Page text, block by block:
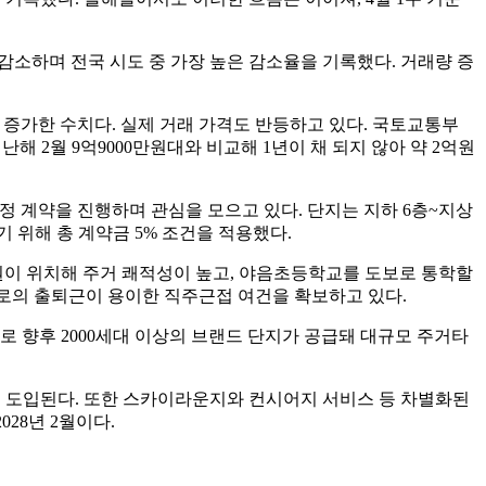
소하며 전국 시도 중 가장 높은 감소율을 기록했다. 거래량 증
가한 수치다. 실제 거래 가격도 반등하고 있다. 국토교통부
해 2월 9억9000만원대와 비교해 1년이 채 되지 않아 약 2억원
계약을 진행하며 관심을 모으고 있다. 단지는 지하 6층~지상
위해 총 계약금 5% 조건을 적용했다.
위치해 주거 쾌적성이 높고, 야음초등학교를 도보로 통학할
출퇴근이 용이한 직주근접 여건을 확보하고 있다.
향후 2000세대 이상의 브랜드 단지가 공급돼 대규모 주거타
입된다. 또한 스카이라운지와 컨시어지 서비스 등 차별화된
년 2월이다.